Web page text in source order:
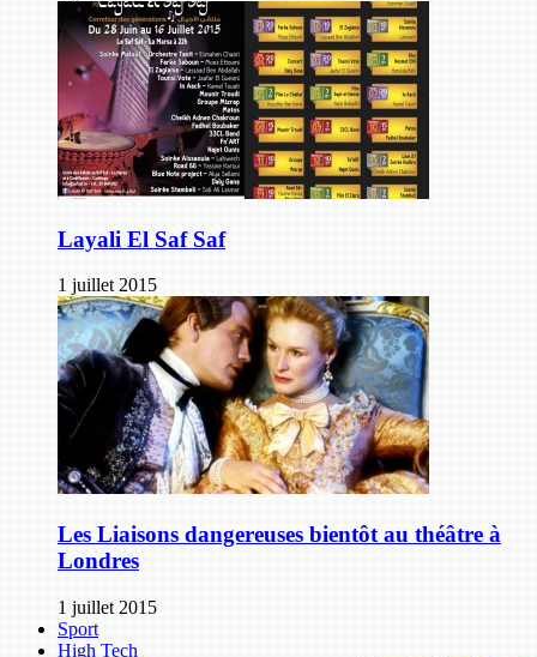
Layali El Saf Saf
1 juillet 2015
Les Liaisons dangereuses bientôt au théâtre à
Londres
1 juillet 2015
Sport
High Tech